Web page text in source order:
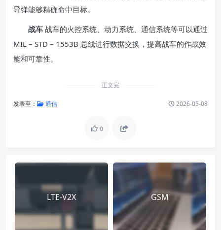
导弹能够精确命中目标。
战车 战车的火控系统、动力系统、通信系统等可以通过
MIL – STD – 1553B 总线进行数据交换，提高战车的作战效
能和可靠性。
正文完
发表至： 通信 2026-05-08
0
LTE-V2X GSM